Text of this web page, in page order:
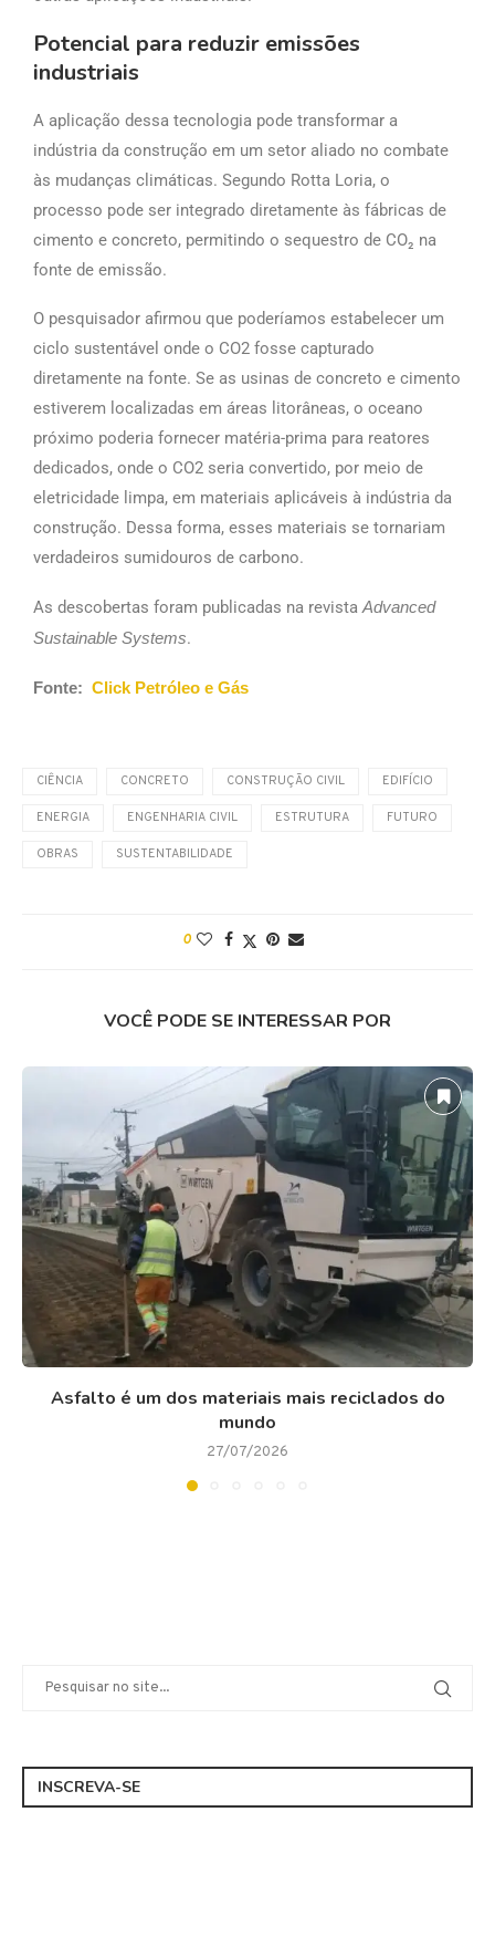
Potencial para reduzir emissões
industriais
A aplicação dessa tecnologia pode transformar a
indústria da construção em um setor aliado no combate
às mudanças climáticas. Segundo Rotta Loria, o
processo pode ser integrado diretamente às fábricas de
cimento e concreto, permitindo o sequestro de CO₂ na
fonte de emissão.
O pesquisador afirmou que poderíamos estabelecer um
ciclo sustentável onde o CO2 fosse capturado
diretamente na fonte. Se as usinas de concreto e cimento
estiverem localizadas em áreas litorâneas, o oceano
próximo poderia fornecer matéria-prima para reatores
dedicados, onde o CO2 seria convertido, por meio de
eletricidade limpa, em materiais aplicáveis à indústria da
construção. Dessa forma, esses materiais se tornariam
verdadeiros sumidouros de carbono.
As descobertas foram publicadas na revista Advanced
Sustainable Systems.
Fonte: Click Petróleo e Gás
CIÊNCIA CONCRETO CONSTRUÇÃO CIVIL EDIFÍCIO
ENERGIA ENGENHARIA CIVIL ESTRUTURA FUTURO
OBRAS SUSTENTABILIDADE
0
VOCÊ PODE SE INTERESSAR POR
Asfalto é um dos materiais mais reciclados do
mundo
27/07/2026
INSCREVA-SE